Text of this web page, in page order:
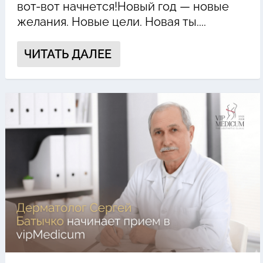
вот-вот начнется!Новый год — новые
желания. Новые цели. Новая ты....
ЧИТАТЬ ДАЛЕЕ